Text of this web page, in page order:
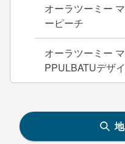
オーラツーミー
ーピーチ
オーラツーミー
PPULBATUデザ